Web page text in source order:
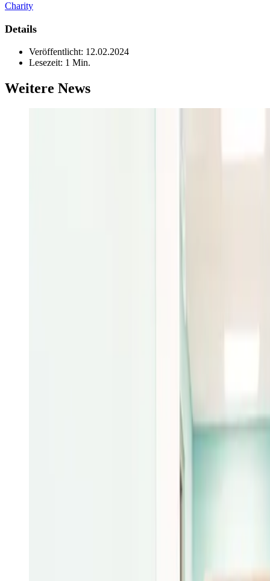
Charity
Details
Veröffentlicht: 12.02.2024
Lesezeit: 1 Min.
Weitere News